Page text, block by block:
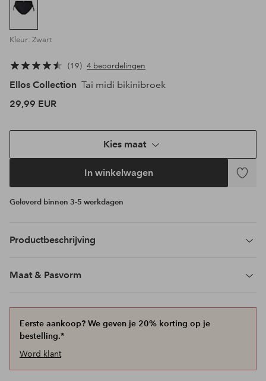
Kleur: Zwart
19 4 beoordelingen
Ellos Collection Tai midi bikinibroek
29,99 EUR
Kies maat
In winkelwagen
Geleverd binnen 3-5 werkdagen
Productbeschrijving
Maat & Pasvorm
Eerste aankoop? We geven je 20% korting op je
bestelling.*
Word klant